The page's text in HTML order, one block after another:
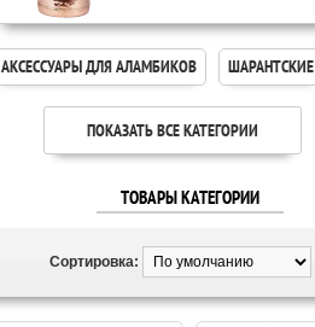
АКСЕССУАРЫ ДЛЯ АЛАМБИКОВ ШАРАНТСКИЕ
ПОКАЗАТЬ ВСЕ КАТЕГОРИИ
ТОВАРЫ КАТЕГОРИИ
Сортировка: